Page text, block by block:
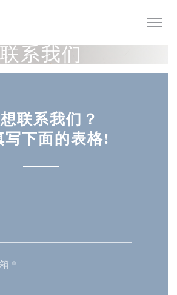
联系我们
联系我们？
写下面的表格!